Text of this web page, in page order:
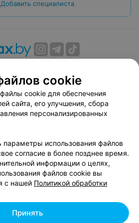
благодарностью! Елена и
Добавить специалиста
договор
Способы оплаты
по использованию сервиса
«Афиша»
соглашение
вопросам сотрудничества
руководителю relax.by
настройки cookie
персональных данных
cookie
cookie для обеспечения
сайта, его улучшения, сбора
персонализированных
использования файлов
согласие в более позднее время.
информации о целях,
файлов cookie вы
с нашей Политикой обработки
Принять